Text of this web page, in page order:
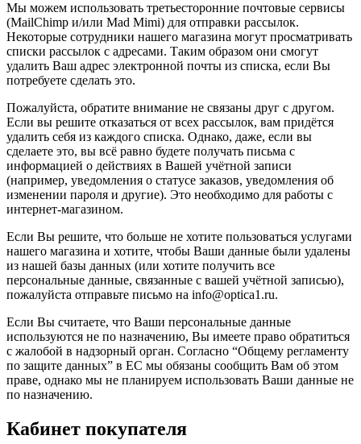
Мы можем использовать третьесторонние почтовые сервисы
(MailChimp и/или Mad Mimi) для отправки рассылок.
Некоторые сотрудники нашего магазина могут просматривать
списки рассылок с адресами. Таким образом они смогут
удалить Ваш адрес электронной почты из списка, если Вы
потребуете сделать это.
Пожалуйста, обратите внимание не связаны друг с другом.
Если вы решите отказаться от всех рассылок, вам придётся
удалить себя из каждого списка. Однако, даже, если вы
сделаете это, вы всё равно будете получать письма с
информацией о действиях в Вашей учётной записи
(например, уведомления о статусе заказов, уведомления об
изменении пароля и другие). Это необходимо для работы с
интернет-магазином.
Если Вы решите, что больше не хотите пользоваться услугами
нашего магазина и хотите, чтобы Ваши данные были удалены
из нашей базы данных (или хотите получить все
персональные данные, связанные с вашей учётной записью),
пожалуйста отправьте письмо на info@optica1.ru.
Если Вы считаете, что Ваши персональные данные
используются не по назначению, Вы имеете право обратиться
с жалобой в надзорный орган. Согласно “Общему регламенту
по защите данных” в ЕС мы обязаны сообщить Вам об этом
праве, однако мы не планируем использовать Ваши данные не
по назначению.
Кабинет покупателя